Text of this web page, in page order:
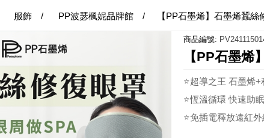
服飾 / PP波瑟楓妮品牌館 / 【PP石墨烯】石墨烯蠶絲
商品編號:
【PP石墨烯
⭐超導之王 石墨烯
⭐恆溫循環 快速助
⭐免插電釋放遠紅外